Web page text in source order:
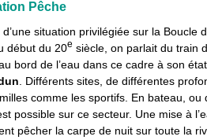
Pêche
situation privilégiée sur la Boucle
début du 20e siècle, on parlait du train
bord de l’eau dans ce cadre à son
. Différents sites, de différentes
comme les sportifs. En bateau,
possible sur ce secteur. Une mise à
pêcher la carpe de nuit sur toute la